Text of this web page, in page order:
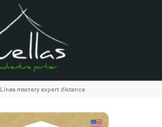
Linea mastery expert distance